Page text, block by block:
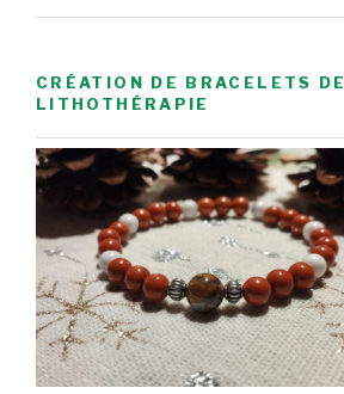
CRÉATION DE BRACELETS DE
LITHOTHÉRAPIE